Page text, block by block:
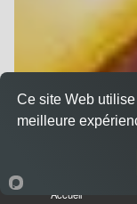
Accueil
Ce site Web
meilleure